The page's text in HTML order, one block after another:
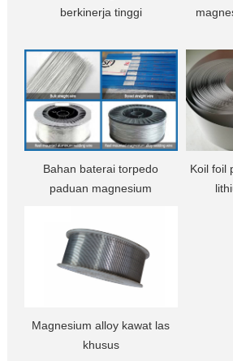
berkinerja tinggi
Bahan baterai torpedo
paduan magnesium
Koil foil
Magnesium alloy kawat las
khusus